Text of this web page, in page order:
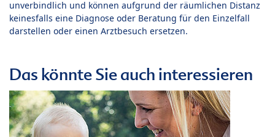
unverbindlich und können aufgrund der räumlichen Distanz
keinesfalls eine Diagnose oder Beratung für den Einzelfall
darstellen oder einen Arztbesuch ersetzen.
Das könnte Sie auch interessieren